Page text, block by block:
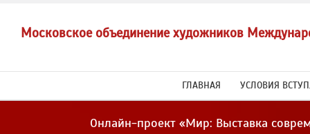
contentМосковское объединение художников
ГЛАВНАЯ УСЛОВИЯ
Онлайн-проект «Мир: Выставка